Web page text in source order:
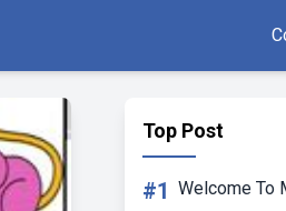
Top Post
#1 Welcome To